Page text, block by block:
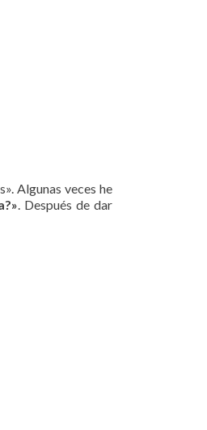
Algunas veces he
. Después de dar